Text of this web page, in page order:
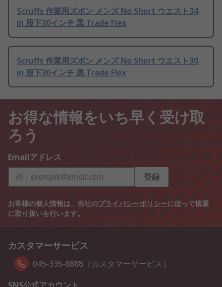
Scruffs 作業用ズボン メンズ No Short ウエスト34
in 股下30インチ 黒 Trade Flex
Scruffs 作業用ズボン メンズ No Short ウエスト30
in 股下30インチ 黒 Trade Flex
お得な情報をいち早く受け取
ろう
Emailアドレス
登録
お客様の個人情報は、当社のプライバシーポリシーに従って慎重
に取り扱いを行います。
カスタマーサービス
045-335-8888（カスタマーサービス）